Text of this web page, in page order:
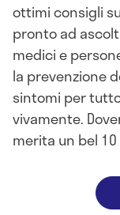
ottimi consigli
pronto ad
medici e
la prevenzione
sintomi per
vivamente.
merita un bel 10